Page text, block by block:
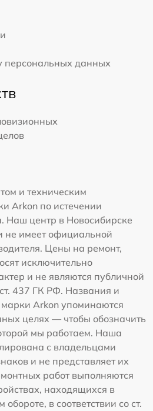
персональных данных
и техническим
Arkon по истечении
Наш центр в Новосибирске
не имеет официальной
Цены на ремонт,
исключительно
и не являются публичной
437 ГК РФ. Названия и
марки Arkon упоминаются
целях — чтобы обозначить
мы работаем. Наша
с владельцами
и не представляет их
работ выполняются
находящихся в
в соответствии со ст.